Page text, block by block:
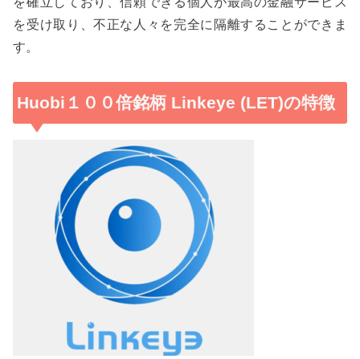
を受け取り、不正な人々を完全に隔離することができま
す。
Huobi１００倍銘柄 Linkeye (LET)の特徴